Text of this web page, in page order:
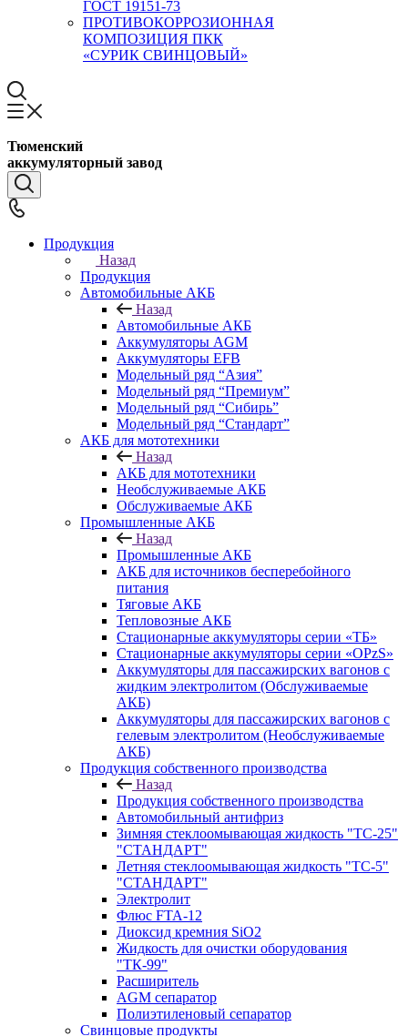
ГОСТ 19151-73
ПРОТИВОКОРРОЗИОННАЯ
КОМПОЗИЦИЯ ПКК
«СУРИК СВИНЦОВЫЙ»
Тюменский
аккумуляторный завод
Продукция
Назад
Продукция
Автомобильные АКБ
Назад
Автомобильные АКБ
Аккумуляторы AGM
Аккумуляторы EFB
Модельный ряд “Азия”
Модельный ряд “Премиум”
Модельный ряд “Сибирь”
Модельный ряд “Стандарт”
АКБ для мототехники
Назад
АКБ для мототехники
Необслуживаемые АКБ
Обслуживаемые АКБ
Промышленные АКБ
Назад
Промышленные АКБ
АКБ для источников бесперебойного
питания
Тяговые АКБ
Тепловозные АКБ
Стационарные аккумуляторы серии «ТБ»
Стационарные аккумуляторы серии «OPzS»
Аккумуляторы для пассажирских вагонов с
жидким электролитом (Обслуживаемые
АКБ)
Аккумуляторы для пассажирских вагонов с
гелевым электролитом (Необслуживаемые
АКБ)
Продукция собственного производства
Назад
Продукция собственного производства
Автомобильный антифриз
Зимняя стеклоомывающая жидкость "ТС-25"
"СТАНДАРТ"
Летняя стеклоомывающая жидкость "ТС-5"
"СТАНДАРТ"
Электролит
Флюс FTA-12
Диоксид кремния SiO2
Жидкость для очистки оборудования
"ТК-99"
Расширитель
AGM сепаратор
Полиэтиленовый сепаратор
Свинцовые продукты